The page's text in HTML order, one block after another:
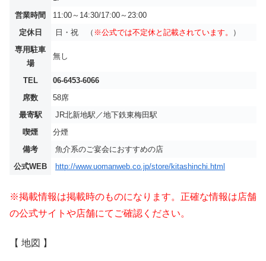
営業時間
11:00～14:30/17:00～23:00
定休日
日・祝 （ ※公式では不定休と記載されています。
）
専用駐車
場
無し
TEL
06-6453-6066
席数
58席
最寄駅
JR北新地駅／地下鉄東梅田駅
喫煙
分煙
備考
魚介系のご宴会におすすめの店
公式WEB
http://www.uomanweb.co.jp/store/kitashinchi.html
※掲載情報は掲載時のものになります。正確な情報は店舗
の公式サイトや店舗にてご確認ください。
【 地図 】